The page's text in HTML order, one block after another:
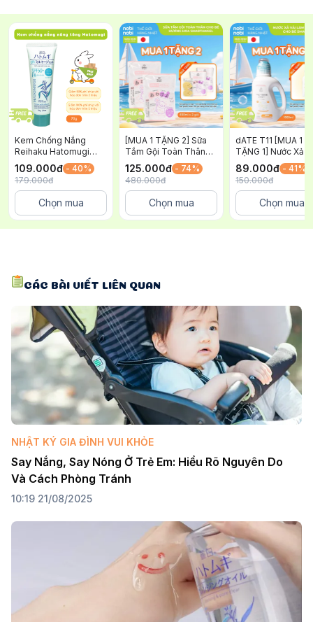
Kem Chống Nắng
Reihaku Hatomugi
Nâng Tông và Dưỡng
Ẩm Cho Da SPF 50+
PA++++ Xanh 70g
109.000đ - 40%
179.000đ
Chọn mua
[MUA 1 TẶNG 2] Sữa
Tắm Gội Toàn Thân
Cho Bé Awapiyo
SmartAngel Dịu Nhẹ
Lành Tính Hương Hoa
450ml x 2 gói
125.000đ - 74%
480.000đ
Chọn mua
dATE T11 [MUA 1
TẶNG 1] Nước Xả
Quần Áo Trẻ Em
SmartAngel Dịu
An Toàn và Lành
Cho Bé Chai 1 Lít
89.000đ - 41%
150.000đ
Chọn mua
CÁC BÀI VIẾT LIÊN QUAN
NHẬT KÝ GIA ĐÌNH VUI KHỎE
Say Nắng, Say Nóng Ở Trẻ Em: Hiểu Rõ Nguyên Do
Và Cách Phòng Tránh
10:19 21/08/2025